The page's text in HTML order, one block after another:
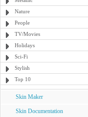
Nature
People
TV/Movies
Holidays
Sci-Fi
Stylish
Top 10
Skin Maker
Skin Documentation